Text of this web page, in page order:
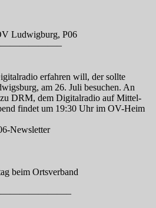
Ludwigburg, P06
erfahren will, der sollte
am 26. Juli besuchen. An
DRM, dem Digitalradio auf Mittel-
findet um 19:30 Uhr im OV-Heim
Newsletter
beim Ortsverband